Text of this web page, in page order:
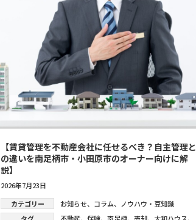
【賃貸管理を不動産会社に任せるべき？自主管理と
の違いを南足柄市・小田原市のオーナー向けに解
説】
2026年7月23日
カテゴリー
お知らせ、 コラム、
ノウハウ・豆知識